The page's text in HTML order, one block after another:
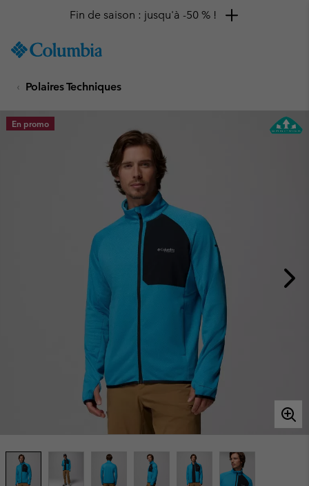
TO
SKIP
MAIN
NAV
Fin de saison : jusqu'à -50 % !
Polaires Techniques
En promo